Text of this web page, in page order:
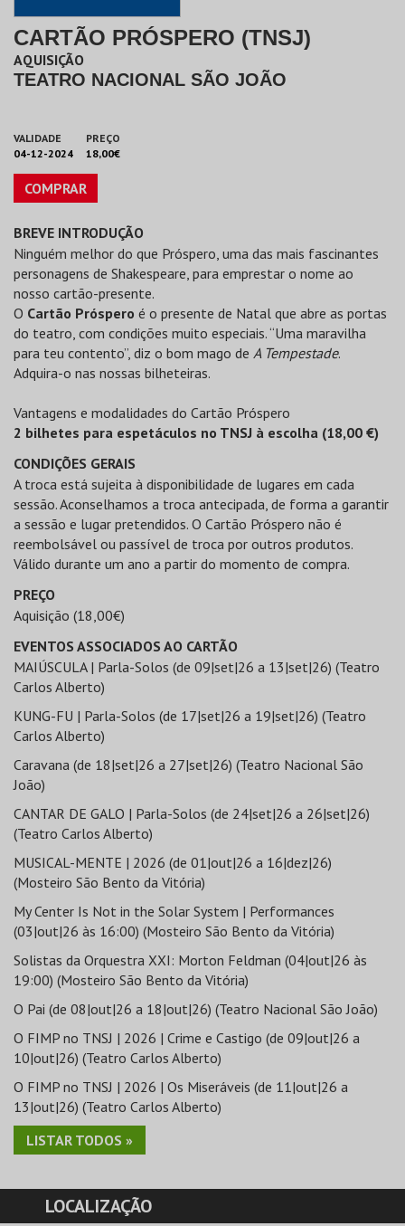
CARTÃO PRÓSPERO (TNSJ)
AQUISIÇÃO
TEATRO NACIONAL SÃO JOÃO
VALIDADE
04-12-2024
PREÇO
18,00€
COMPRAR
BREVE INTRODUÇÃO
Ninguém melhor do que Próspero, uma das mais fascinantes
personagens de Shakespeare, para emprestar o nome ao
nosso cartão-presente.
O Cartão Próspero é o presente de Natal que abre as portas
do teatro, com condições muito especiais. “Uma maravilha
para teu contento”, diz o bom mago de A Tempestade.
Adquira-o nas nossas bilheteiras.
Vantagens e modalidades do Cartão Próspero
2 bilhetes para espetáculos no TNSJ à escolha (18,00 €)
CONDIÇÕES GERAIS
A troca está sujeita à disponibilidade de lugares em cada
sessão. Aconselhamos a troca antecipada, de forma a garantir
a sessão e lugar pretendidos. O Cartão Próspero não é
reembolsável ou passível de troca por outros produtos.
Válido durante um ano a partir do momento de compra.
PREÇO
Aquisição (18,00€)
EVENTOS ASSOCIADOS AO CARTÃO
MAIÚSCULA | Parla-Solos (de 09|set|26 a 13|set|26) (Teatro
Carlos Alberto)
KUNG-FU | Parla-Solos (de 17|set|26 a 19|set|26) (Teatro
Carlos Alberto)
Caravana (de 18|set|26 a 27|set|26) (Teatro Nacional São
João)
CANTAR DE GALO | Parla-Solos (de 24|set|26 a 26|set|26)
(Teatro Carlos Alberto)
MUSICAL-MENTE | 2026 (de 01|out|26 a 16|dez|26)
(Mosteiro São Bento da Vitória)
My Center Is Not in the Solar System | Performances
(03|out|26 às 16:00) (Mosteiro São Bento da Vitória)
Solistas da Orquestra XXI: Morton Feldman (04|out|26 às
19:00) (Mosteiro São Bento da Vitória)
O Pai (de 08|out|26 a 18|out|26) (Teatro Nacional São João)
O FIMP no TNSJ | 2026 | Crime e Castigo (de 09|out|26 a
10|out|26) (Teatro Carlos Alberto)
O FIMP no TNSJ | 2026 | Os Miseráveis (de 11|out|26 a
13|out|26) (Teatro Carlos Alberto)
LISTAR TODOS »
LOCALIZAÇÃO